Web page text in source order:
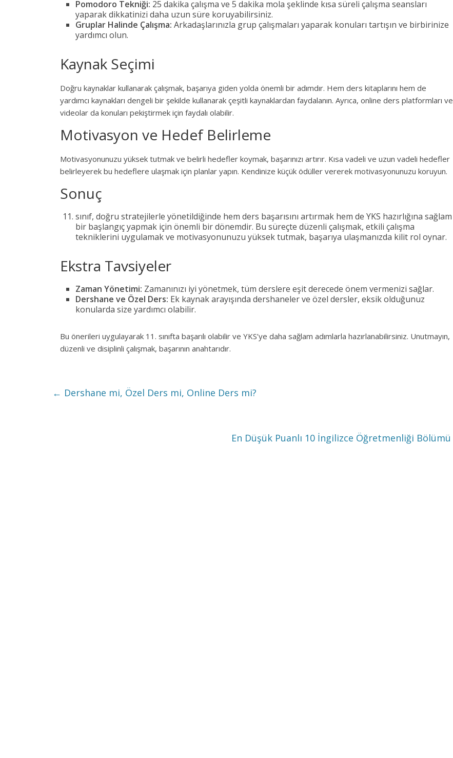
Pomodoro Tekniği: 25 dakika çalışma ve 5 dakika mola şeklinde kısa süreli çalışma seansları
yaparak dikkatinizi daha uzun süre koruyabilirsiniz.
Gruplar Halinde Çalışma: Arkadaşlarınızla grup çalışmaları yaparak konuları tartışın ve birbirinize
yardımcı olun.
Kaynak Seçimi
Doğru kaynaklar kullanarak çalışmak, başarıya giden yolda önemli bir adımdır. Hem ders kitaplarını hem de
yardımcı kaynakları dengeli bir şekilde kullanarak çeşitli kaynaklardan faydalanın. Ayrıca, online ders platformları ve
videolar da konuları pekiştirmek için faydalı olabilir.
Motivasyon ve Hedef Belirleme
Motivasyonunuzu yüksek tutmak ve belirli hedefler koymak, başarınızı artırır. Kısa vadeli ve uzun vadeli hedefler
belirleyerek bu hedeflere ulaşmak için planlar yapın. Kendinize küçük ödüller vererek motivasyonunuzu koruyun.
Sonuç
sınıf, doğru stratejilerle yönetildiğinde hem ders başarısını artırmak hem de YKS hazırlığına sağlam
bir başlangıç yapmak için önemli bir dönemdir. Bu süreçte düzenli çalışmak, etkili çalışma
tekniklerini uygulamak ve motivasyonunuzu yüksek tutmak, başarıya ulaşmanızda kilit rol oynar.
Ekstra Tavsiyeler
Zaman Yönetimi: Zamanınızı iyi yönetmek, tüm derslere eşit derecede önem vermenizi sağlar.
Dershane ve Özel Ders: Ek kaynak arayışında dershaneler ve özel dersler, eksik olduğunuz
konularda size yardımcı olabilir.
Bu önerileri uygulayarak 11. sınıfta başarılı olabilir ve YKS’ye daha sağlam adımlarla hazırlanabilirsiniz. Unutmayın,
düzenli ve disiplinli çalışmak, başarının anahtarıdır.
← Dershane mi, Özel Ders mi, Online Ders mi?
En Düşük Puanlı 10 İngilizce Öğretmenliği Bölümü